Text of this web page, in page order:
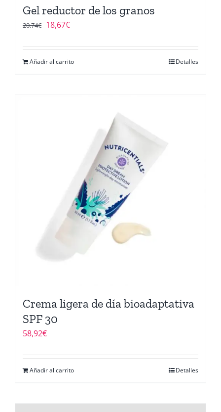
Gel reductor de los granos
20,74€ El
original
era:
18,67€El
actual
es:
Añadir al carrito Detalles
Crema ligera de día bioadaptativa
SPF 30
58,92€
Añadir al carrito Detalles